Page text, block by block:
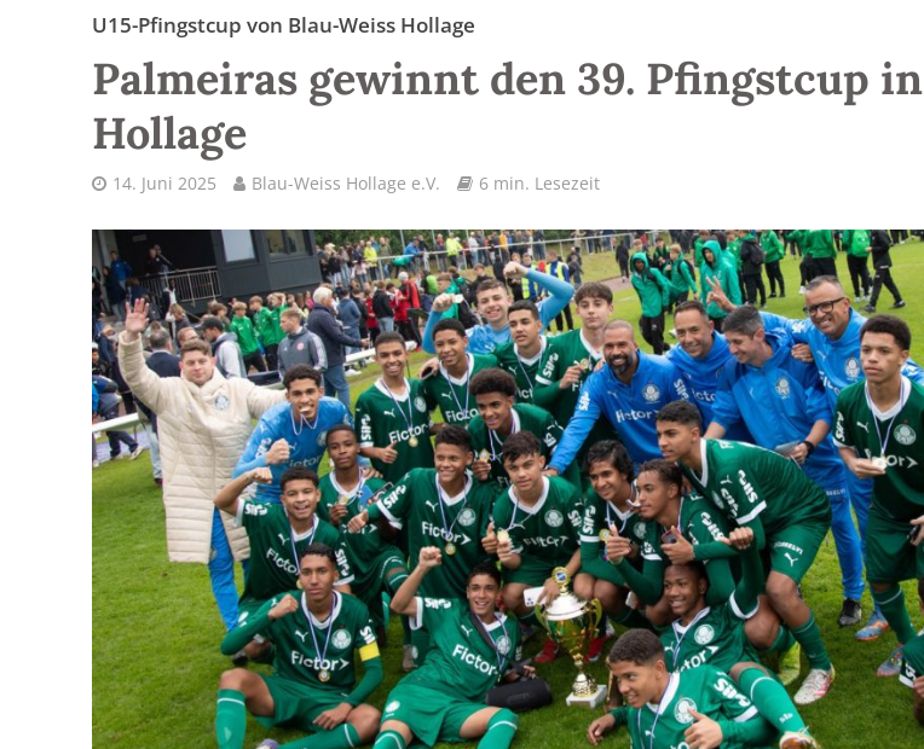
U15-Pfingstcup von Blau-Weiss Hollage
Palmeiras gewinnt den 39. Pfingstcup in
Hollage
14. Juni 2025 Blau-Weiss Hollage e.V. 6 min. Lesezeit